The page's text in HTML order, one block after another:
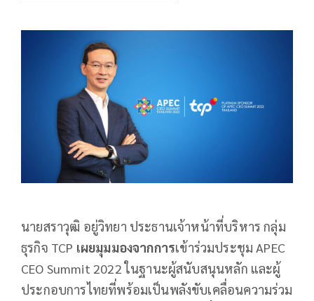
นายสราวุฒิ อยู่วิทยา ประธานเจ้าหน้าที่บริหาร กลุ่ม
ธุรกิจ TCP เผยมุมมองจากการเข้าร่วมประชุม APEC
CEO Summit 2022 ในฐานะผู้สนับสนุนหลัก และผู้
ประกอบการไทยที่พร้อมเป็นพลังขับเคลื่อนความร่วม